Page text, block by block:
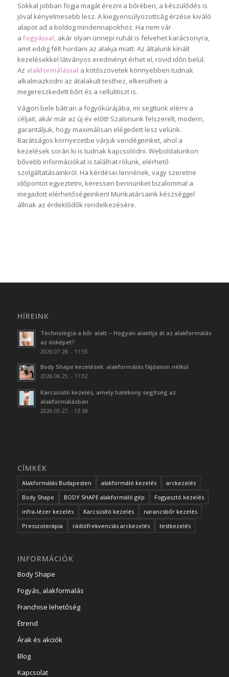
Sokkal jobban fogja magát érezni a bőrében, a készülődés is
jóval kényelmesebb lesz. A kiegyensúlyozottság érzése kiváló
alapot ad a boldog mindennapokhoz. Ha nem vár
a fogyással, akár olyan ünnepi ruhát is felvehet karácsonyra,
amit eddig félt hordani az alakja miatt. Az általunk kínált
kezelésekkel látványos eredményt érhet el, rövid időn belül.
Az alakformálással a kötőszövetek könnyebben tudnak
alkalmazkodni az átalakult testhez, elkerülheti a
megereszkedett bőrt és a cellulitiszt is.
Vágjon bele bátran a fogyókúrájába, mi segítünk elérni a
céljait, akár már az új év előtt! Szalonunk felszerelt, modern,
garantáljuk, hogy maximálisan elégedett lesz velünk.
Barátságos környezetbe várjuk vendégeinket, ahol a
kezelések során ki is tudnak kapcsolódni. Weboldalunkon
bővebb információkat is találhat rólunk, elérhető
szolgáltatásainkról. Ha kérdései lennének, vagy szeretne
időpontot egyeztetni, keressen bennünket bizalommal a
megadott elérhetőségeinken! Munkatársaink készséggel
állnak az érdeklődők rendelkezésére.
HÍREINK
Technológia a bőr alatt – Hogyan alakítja át az alakformálás
az önképet?
2026.07.28. - 11:55
Body Shape kezelések: alakformálás fájdalom nélkül
2026.06.25. - 11:02
Karcsúsító kezelés, amely hatékony segítség az
alakformálásban
2026.05.27. - 13:38
CÍMKÉK
Alakformálás Budapesten alakformáló kezelés
arckezelés
Body Shape
BODY SHAPE alakformáló gép
Fogyasztó kezelés
infra-lézer kezelés
Karcsúsító kezelés
narancsbőr kezelés
Presszoterápia
rádiófrekvenciás arckezelés testkezelés
INFORMÁCIÓK
Body Shape
Fogyás, alakformalás
Franchise lehetőség
Étrend
Árak és akciók
Blog
Kapcsolat